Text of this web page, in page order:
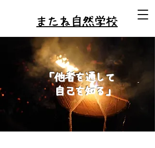
またね自然学校
「他者を通して
​ 自己を知る」